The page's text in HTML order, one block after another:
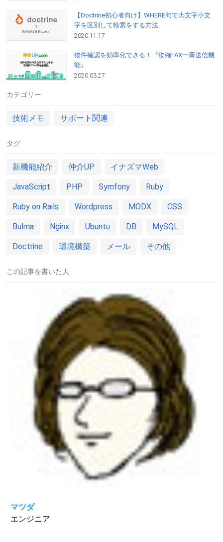
【Doctrine初心者向け】WHERE句で大文字小文
字を区別して検索をする方法
2020.11.17
物件確認を効率化できる！『物確FAX一斉送信機
能』
2020.03.27
カテゴリー
技術メモ サポート関連
タグ
新機能紹介 仲介UP イナズマWeb
JavaScript PHP Symfony Ruby
Ruby on Rails Wordpress MODX CSS
Bulma Nginx Ubuntu DB MySQL
Doctrine 環境構築 メール その他
この記事を書いた人
マツダ
エンジニア